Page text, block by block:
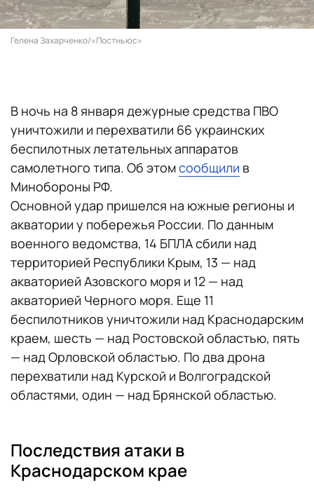
Гелена Захарченко/«Постньюс»
В ночь на 8 января дежурные средства ПВО
уничтожили и перехватили 66 украинских
беспилотных летательных аппаратов
самолетного типа. Об этомсообщили в
Минобороны РФ.
Основной удар пришелся на южные регионы и
акватории у побережья России. По данным
военного ведомства, 14 БПЛА сбили над
территорией Республики Крым, 13 — над
акваторией Азовского моря и 12 — над
акваторией Черного моря. Еще 11
беспилотников уничтожили над Краснодарским
краем, шесть — над Ростовской областью, пять
— над Орловской областью. По два дрона
перехватили над Курской и Волгоградской
областями, один — над Брянской областью.
Последствия атаки в
Краснодарском крае